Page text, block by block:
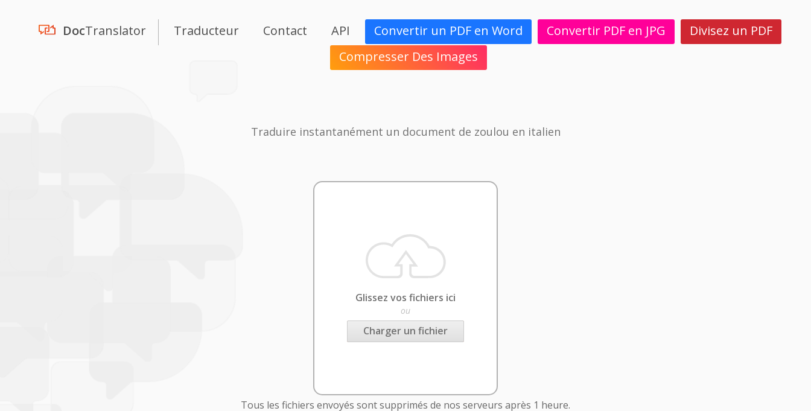
DocTranslator Traducteur Contact API Convertir un PDF en Word Convertir PDF en JPG
Divisez un PDF
Compresser Des Images
Traduire instantanément un document de zoulou en italien
Glissez vos fichiers ici
ou
Charger un fichier
Tous les fichiers envoyés sont supprimés de nos serveurs après 1 heure.